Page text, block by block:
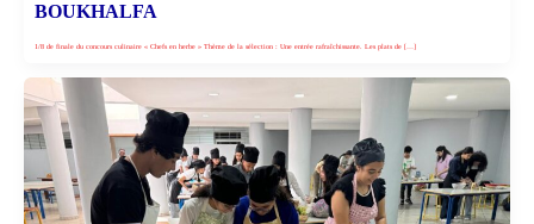
BOUKHALFA
1/8 de finale du concours culinaire « Chefs en herbe » Thème de la sélection : Une entrée rafraîchissante. Les plats de […]